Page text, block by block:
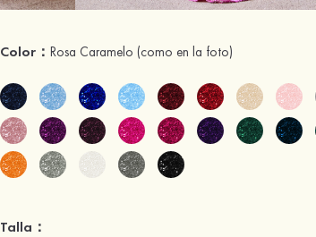
Color：Rosa Caramelo (como en la foto)
Talla：